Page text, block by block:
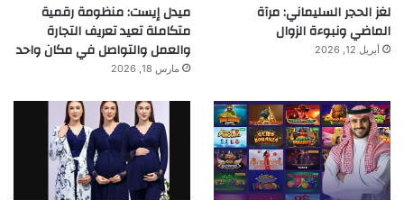
لغز الحجر السليماني: مرآة
الماضي ونبوءة الزوال
أبريل 12, 2026
ميدل إيست: منظومة رقمية
متكاملة تعيد تعريف التجارة
والعمل والتواصل في مكان واحد
مارس 18, 2026